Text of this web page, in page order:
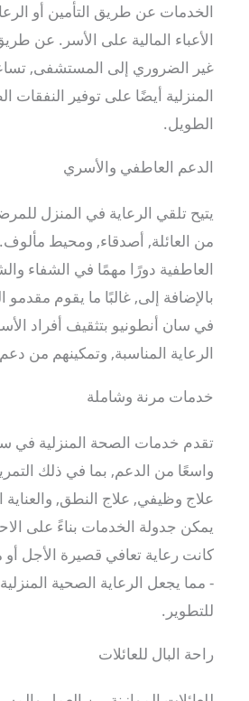
الخدمات عن طريق التأمين أو
الأعباء المالية على الأسر. عن
غير الضروري إلى المستشفى,
المنزلية أيضًا على توفير النفقات
الطويل.
الدعم العاطفي والأسري
يتيح تلقي الرعاية في المنزل
من العائلة, أصدقاء, ومحيط
العاطفية دورًا مهمًا في الشفاء
بالإضافة إلى, غالبًا ما يقوم مقدمو
في سان أنطونيو بتثقيف أفراد
الرعاية المناسبة, وتمكينهم من
خدمات مرنة وشاملة
تقدم خدمات الصحة المنزلية في
واسعًا من الدعم, بما في ذلك
علاج وظيفي, علاج النطق,
يمكن جدولة الخدمات بناءً على
كانت رعاية تعافي قصيرة الأجل
- مما يجعل الرعاية الصحية المنزلية
للتطوير.
راحة البال للعائلات